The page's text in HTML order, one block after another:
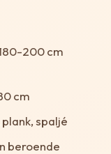
200 cm
cm
spaljé
beroende